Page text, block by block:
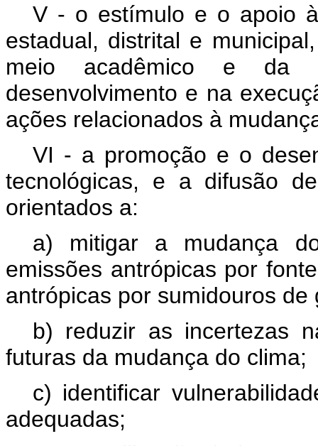
V - o estímulo e o apoio
estadual, distrital e
meio acadêmico e da
desenvolvimento e na
ações relacionados à
VI - a promoção e o
tecnológicas, e a difusão
orientados a:
a) mitigar a mudança
emissões antrópicas por
antrópicas por sumidouros
b) reduzir as incertezas
futuras da mudança do clima;
c) identificar
adequadas;